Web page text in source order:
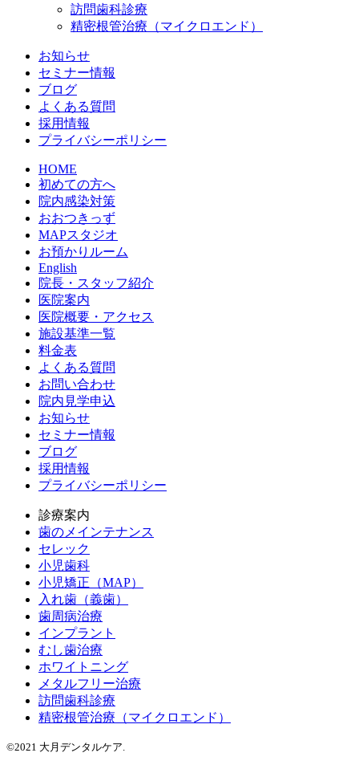
訪問歯科診療
精密根管治療（マイクロエンド）
お知らせ
セミナー情報
ブログ
よくある質問
採用情報
プライバシーポリシー
HOME
初めての方へ
院内感染対策
おおつきっず
MAPスタジオ
お預かりルーム
English
院長・スタッフ紹介
医院案内
医院概要・アクセス
施設基準一覧
料金表
よくある質問
お問い合わせ
院内見学申込
お知らせ
セミナー情報
ブログ
採用情報
プライバシーポリシー
診療案内
歯のメインテナンス
セレック
小児歯科
小児矯正（MAP）
入れ歯（義歯）
歯周病治療
インプラント
むし歯治療
ホワイトニング
メタルフリー治療
訪問歯科診療
精密根管治療（マイクロエンド）
©2021 大月デンタルケア.